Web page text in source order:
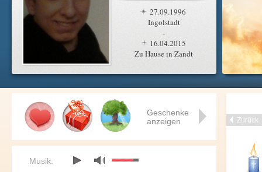
27.09.1996
Ingolstadt
-
16.04.2015
Zu Hause in Zandt
Zurück
Geschenke
anzeigen
Musik: